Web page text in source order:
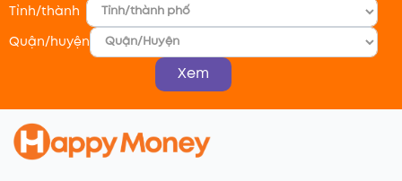
Tỉnh/thành
Quận/huyện
Xem